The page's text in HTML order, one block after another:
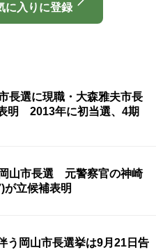
に入りに登録
長選に現職・大森雅夫市長
明 2013年に初当選、4期
山市長選 元警察官の神崎
が立候補表明
う岡山市長選挙は9月21日告